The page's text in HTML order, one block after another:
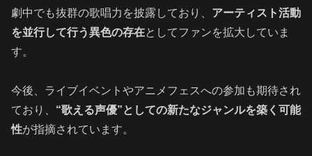
劇中でも抜群の歌唱力を披露しており、 アーティスト活動
を並行して行う異色の存在としてファンを拡大していま
す。
今後、ライブイベントやアニメフェスへの参加も期待され
ており、 “歌える声優”としての新たなジャンルを築く可能
性が指摘されています。